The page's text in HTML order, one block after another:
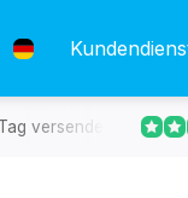
versendet.